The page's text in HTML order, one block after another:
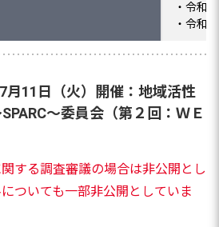
・令和
・令和
月11日（火）開催：地域活性
～委員会（第２回：ＷＥ
関する調査審議の場合は非公開とし
ついても一部非公開としていま